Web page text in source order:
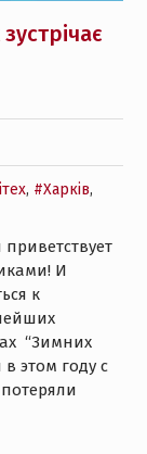
, #Харків,
И
к
“Зимних
этом году с